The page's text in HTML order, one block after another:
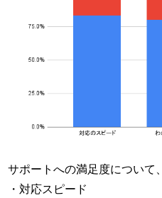
サポートへの満足度について、
・対応スピード